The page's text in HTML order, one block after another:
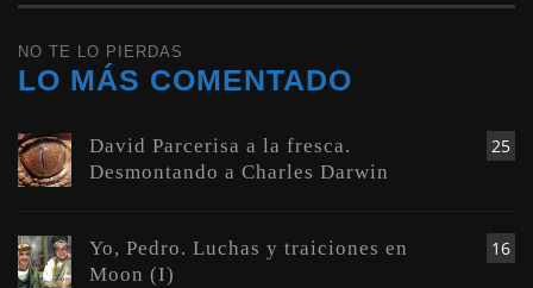
NO TE LO PIERDAS
LO MÁS COMENTADO
25
David Parcerisa a la fresca.
Desmontando a Charles Darwin
16
Yo, Pedro. Luchas y traiciones en
Moon (I)